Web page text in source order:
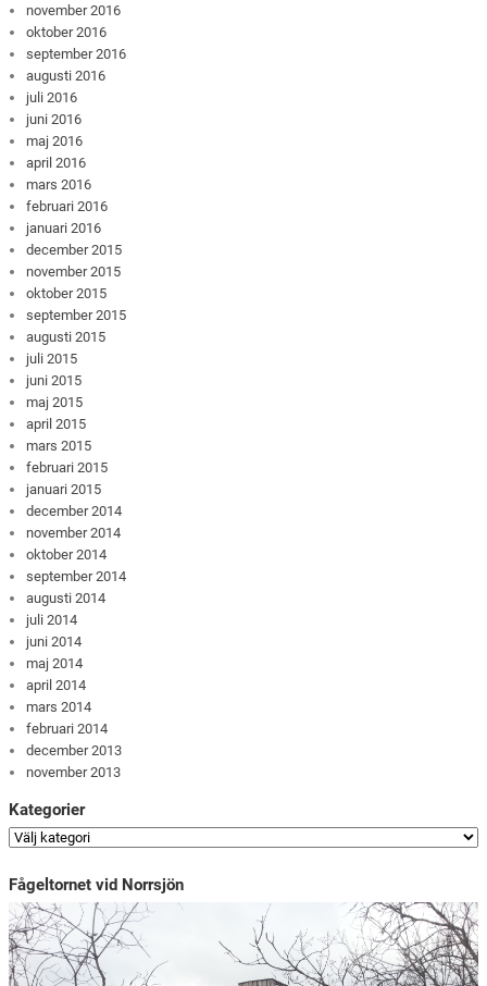
november 2016
oktober 2016
september 2016
augusti 2016
juli 2016
juni 2016
maj 2016
april 2016
mars 2016
februari 2016
januari 2016
december 2015
november 2015
oktober 2015
september 2015
augusti 2015
juli 2015
juni 2015
maj 2015
april 2015
mars 2015
februari 2015
januari 2015
december 2014
november 2014
oktober 2014
september 2014
augusti 2014
juli 2014
juni 2014
maj 2014
april 2014
mars 2014
februari 2014
december 2013
november 2013
Kategorier
Fågeltornet vid Norrsjön